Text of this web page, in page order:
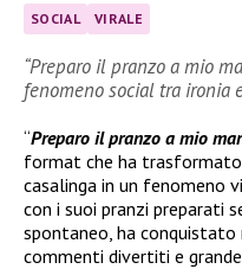
SOCIAL VIRALE
“Preparo il pranzo a mio
fenomeno social tra ironia
“Preparo il pranzo a mio
format che ha
casalinga in un fenomeno
con i suoi pranzi preparati
spontaneo, ha
commenti divertiti e